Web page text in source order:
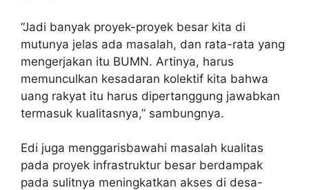
“Jadi banyak proyek-proyek besar kita di
mutunya jelas ada masalah, dan rata-rata yang
mengerjakan itu BUMN. Artinya, harus
memunculkan kesadaran kolektif kita bahwa
uang rakyat itu harus dipertanggung jawabkan
termasuk kualitasnya,” sambungnya.
Edi juga menggarisbawahi masalah kualitas
pada proyek infrastruktur besar berdampak
pada sulitnya meningkatkan akses di desa-